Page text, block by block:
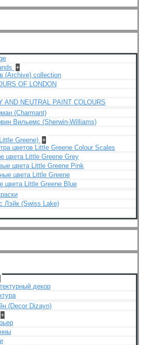
+
(Archive) collection
OF LONDON
AND NEUTRAL PAINT COLOURS
(Charmant)
Вильемс (Sherwin-Williams)
Greene) +
цветов Little Greene Colour Scales
цвета Little Greene Grey
цвета Little Greene Pink
цвета Little Greene
цвета Little Greene Blue
Лэйк (Swiss Lake)
декор
(Decor Dizayn)
+